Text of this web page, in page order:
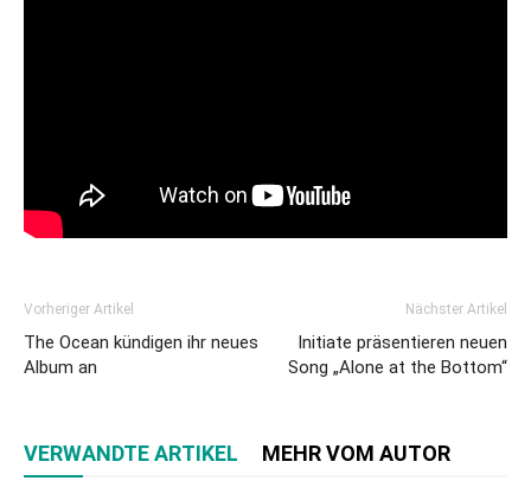
Vorheriger Artikel
The Ocean kündigen ihr neues
Album an
Nächster Artikel
Initiate präsentieren neuen
Song „Alone at the Bottom“
VERWANDTE ARTIKEL MEHR VOM AUTOR